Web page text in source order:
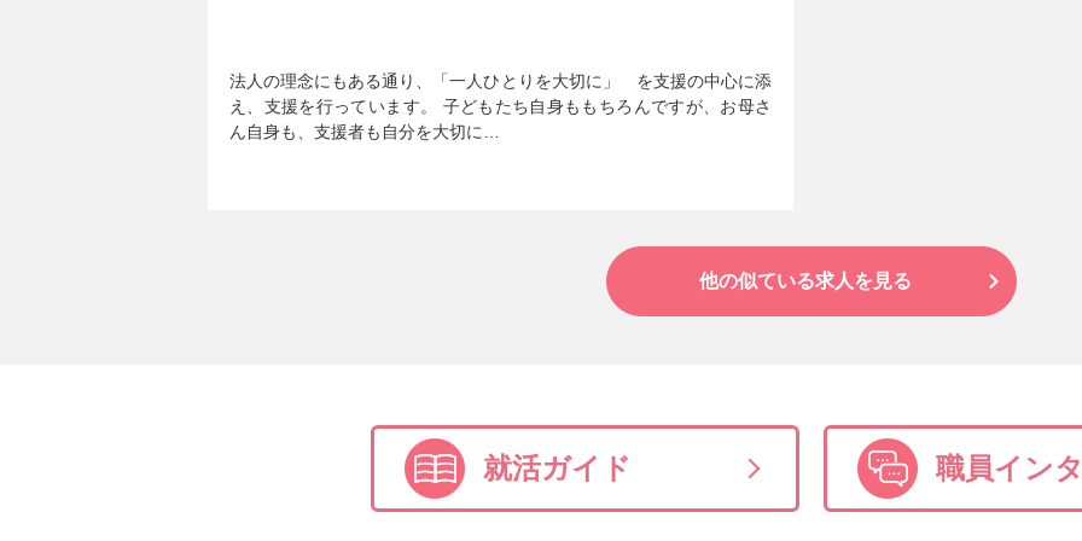
法人の理念にもある通り、「一人ひとりを大切に」 を支援の中心に添
え、支援を行っています。 子どもたち自身ももちろんですが、お母さ
ん自身も、支援者も自分を大切に…
他の似ている求人を見る
就活ガイド 職員イン